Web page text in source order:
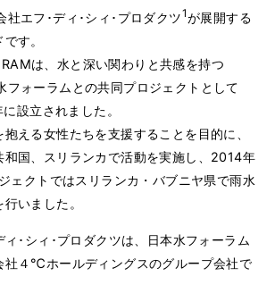
社エフ･ディ･シィ･プロダクツ1が展開する
す。
は、水と深い関わりと共感を持つ
フォーラムとの共同プロジェクトとして
設立されました。
える女性たちを支援することを目的に、
和国、スリランカで活動を実施し、2014年
ェクトではスリランカ・バブニヤ県で雨水
いました。
･シィ･プロダクツは、日本水フォーラム
社４℃ホールディングスのグループ会社で